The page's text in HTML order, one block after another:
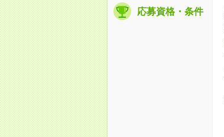
応募資格・条件